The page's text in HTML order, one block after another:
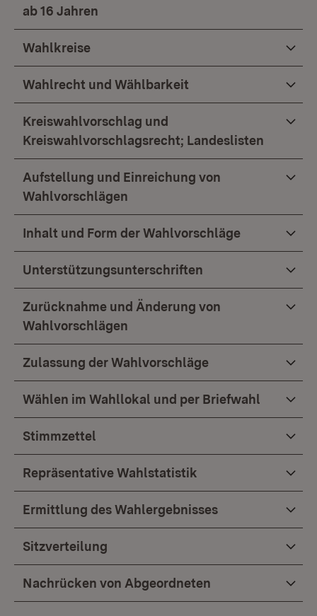
ab 16 Jahren
Wahlkreise
Wahlrecht und Wählbarkeit
Kreiswahlvorschlag und
Kreiswahlvorschlagsrecht; Landeslisten
Aufstellung und Einreichung von
Wahlvorschlägen
Inhalt und Form der Wahlvorschläge
Unterstützungsunterschriften
Zurücknahme und Änderung von
Wahlvorschlägen
Zulassung der Wahlvorschläge
Wählen im Wahllokal und per Briefwahl
Stimmzettel
Repräsentative Wahlstatistik
Ermittlung des Wahlergebnisses
Sitzverteilung
Nachrücken von Abgeordneten